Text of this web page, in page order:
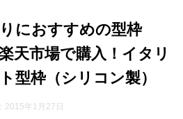
におすすめの型枠
天市場で購入！イタリ
型枠（シリコン製）
2015年1月27日